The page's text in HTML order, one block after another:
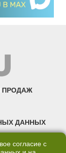
ПРОДАЖ
ДАННЫХ
согласие с